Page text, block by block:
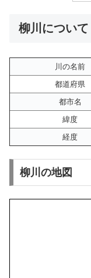
柳川について
川の名前
都道府県
都市名
緯度
経度
柳川の地図